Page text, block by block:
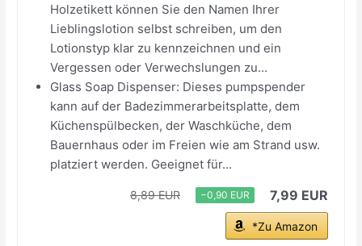
Holzetikett können Sie den Namen Ihrer
Lieblingslotion selbst schreiben, um den
Lotionstyp klar zu kennzeichnen und ein
Vergessen oder Verwechslungen zu...
Glass Soap Dispenser: Dieses pumpspender
kann auf der Badezimmerarbeitsplatte, dem
Küchenspülbecken, der Waschküche, dem
Bauernhaus oder im Freien wie am Strand usw.
platziert werden. Geeignet für...
8,89 EUR −0,90 EUR 7,99 EUR
*Zu Amazon